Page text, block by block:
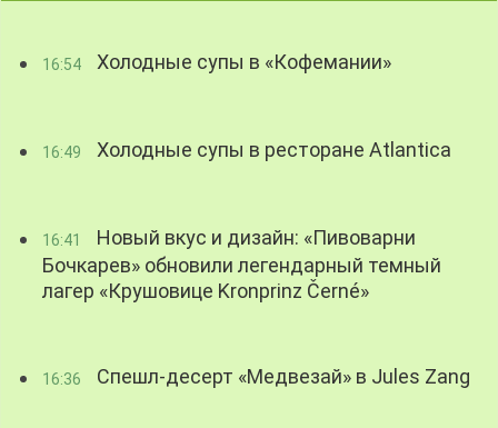
16:54 Холодные супы в «Кофемании»
16:49 Холодные супы в ресторане Atlantica
16:41
Новый вкус и дизайн: «Пивоварни
Бочкарев» обновили легендарный темный
лагер «Крушовице Kronprinz Černé»
16:36 Спешл-десерт «Медвезай» в Jules Zang